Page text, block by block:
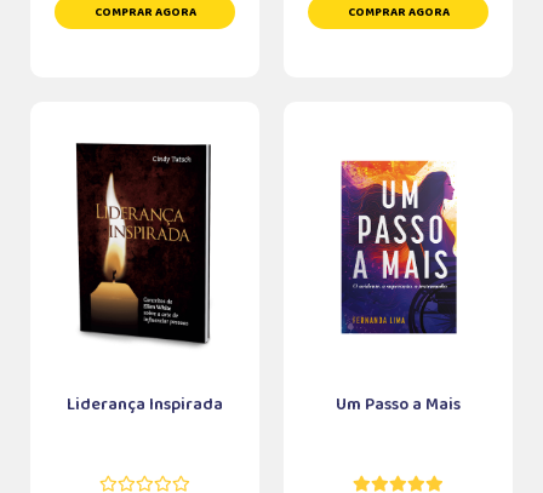
COMPRAR AGORA COMPRAR AGORA
Liderança Inspirada Um Passo a Mais